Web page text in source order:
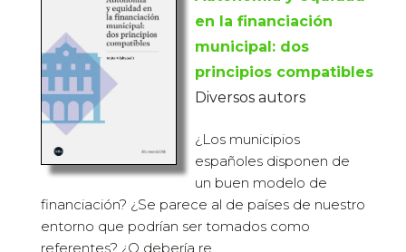
en la financiación
municipal: dos
principios compatibles
Diversos autors
¿Los municipios
españoles disponen de
un buen modelo de
financiación? ¿Se parece al de países de nuestro
entorno que podrían ser tomados como
referentes? ¿O debería re...